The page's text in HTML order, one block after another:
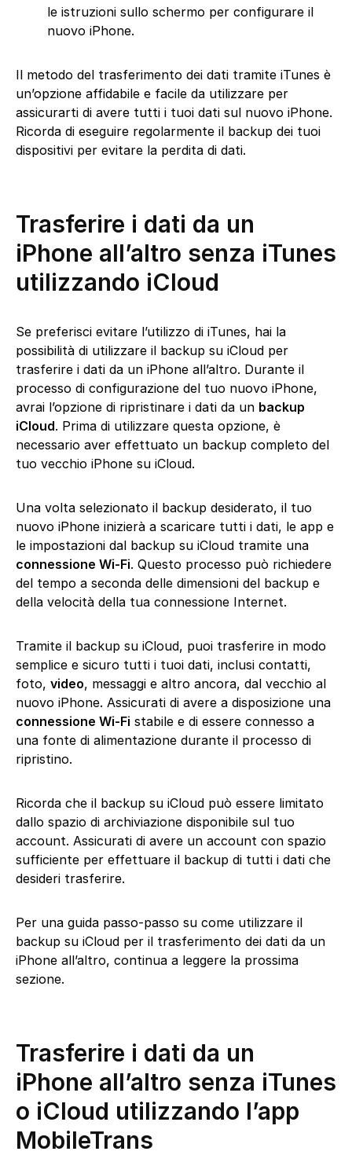
le istruzioni sullo schermo per configurare il
nuovo iPhone.
Il metodo del trasferimento dei dati tramite iTunes è
un’opzione affidabile e facile da utilizzare per
assicurarti di avere tutti i tuoi dati sul nuovo iPhone.
Ricorda di eseguire regolarmente il backup dei tuoi
dispositivi per evitare la perdita di dati.
Trasferire i dati da un
iPhone all’altro senza iTunes
utilizzando iCloud
Se preferisci evitare l’utilizzo di iTunes, hai la
possibilità di utilizzare il backup su iCloud per
trasferire i dati da un iPhone all’altro. Durante il
processo di configurazione del tuo nuovo iPhone,
avrai l’opzione di ripristinare i dati da un backup
iCloud. Prima di utilizzare questa opzione, è
necessario aver effettuato un backup completo del
tuo vecchio iPhone su iCloud.
Una volta selezionato il backup desiderato, il tuo
nuovo iPhone inizierà a scaricare tutti i dati, le app e
le impostazioni dal backup su iCloud tramite una
connessione Wi-Fi. Questo processo può richiedere
del tempo a seconda delle dimensioni del backup e
della velocità della tua connessione Internet.
Tramite il backup su iCloud, puoi trasferire in modo
semplice e sicuro tutti i tuoi dati, inclusi contatti,
foto, video, messaggi e altro ancora, dal vecchio al
nuovo iPhone. Assicurati di avere a disposizione una
connessione Wi-Fi stabile e di essere connesso a
una fonte di alimentazione durante il processo di
ripristino.
Ricorda che il backup su iCloud può essere limitato
dallo spazio di archiviazione disponibile sul tuo
account. Assicurati di avere un account con spazio
sufficiente per effettuare il backup di tutti i dati che
desideri trasferire.
Per una guida passo-passo su come utilizzare il
backup su iCloud per il trasferimento dei dati da un
iPhone all’altro, continua a leggere la prossima
sezione.
Trasferire i dati da un
iPhone all’altro senza iTunes
o iCloud utilizzando l’app
MobileTrans